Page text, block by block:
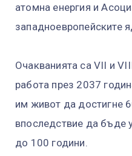
атомна енергия и
западноевропейските
Очакванията са VII и
работа през 2037
им живот да достигне
впоследствие да бъде
до 100 години.